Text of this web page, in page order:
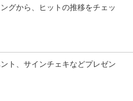
グから、ヒットの推移をチェッ
ト、サインチェキなどプレゼン